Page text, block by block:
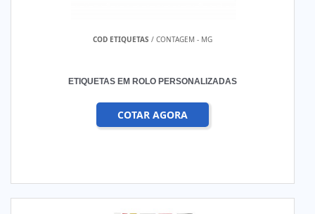
COD ETIQUETAS / CONTAGEM - MG
ETIQUETAS EM ROLO PERSONALIZADAS
COTAR AGORA